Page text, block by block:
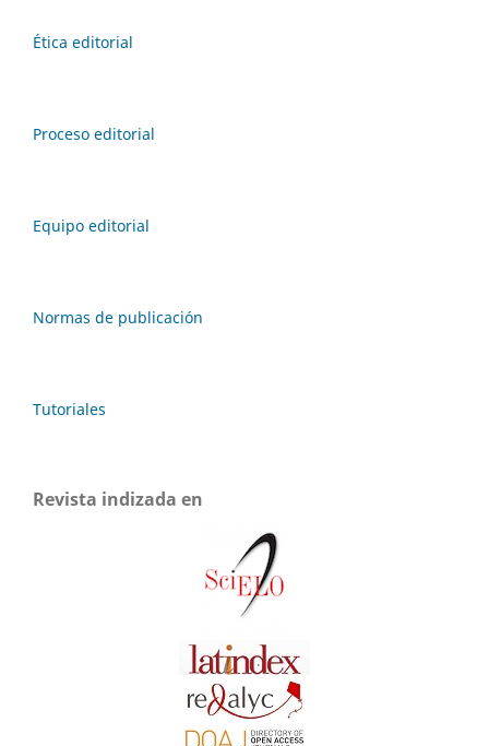
Ética editorial
Proceso editorial
Equipo editorial
Normas de publicación
Tutoriales
Revista indizada en